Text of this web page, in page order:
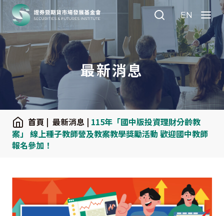
Search EN Menu
最新消息
首頁 | 最新消息 | 115年「國中版投資理財分齡教
案」 線上種子教師營及教案教學獎勵活動 歡迎國中教師
報名參加！